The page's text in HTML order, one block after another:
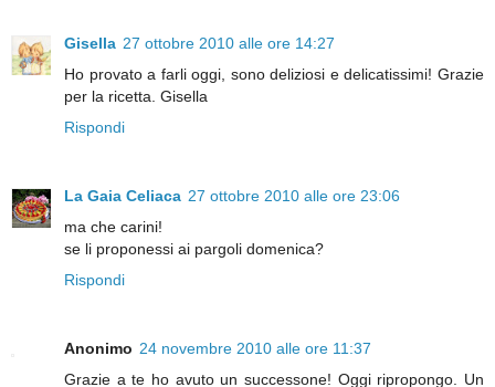
Gisella 27 ottobre 2010 alle ore 14:27
Ho provato a farli oggi, sono deliziosi e delicatissimi! Grazie
per la ricetta. Gisella
Rispondi
La Gaia Celiaca 27 ottobre 2010 alle ore 23:06
ma che carini!
se li proponessi ai pargoli domenica?
Rispondi
Anonimo 24 novembre 2010 alle ore 11:37
Grazie a te ho avuto un successone! Oggi ripropongo. Un